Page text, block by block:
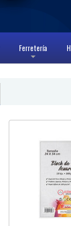
+
Ferretería